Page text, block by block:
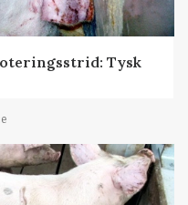
Tysk